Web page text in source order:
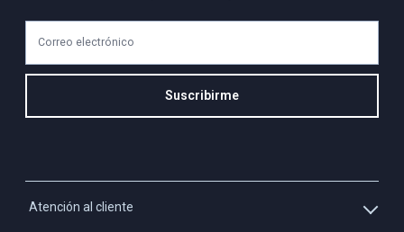
Atención al cliente
Correo electrónico
Suscribirme